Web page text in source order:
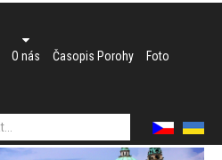
O nás Časopis Porohy Foto